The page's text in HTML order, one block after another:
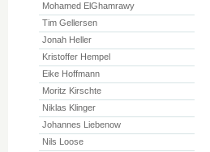
Mohamed ElGhamrawy
Tim Gellersen
Jonah Heller
Kristoffer Hempel
Eike Hoffmann
Moritz Kirschte
Niklas Klinger
Johannes Liebenow
Nils Loose